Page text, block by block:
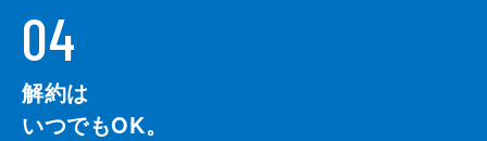
04
解約は
いつでもOK。